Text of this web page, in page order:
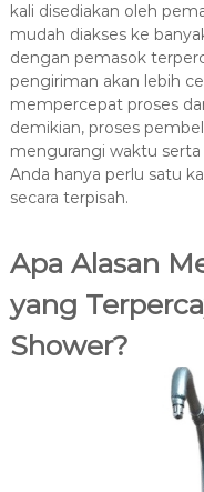
kali disediakan oleh
mudah diakses ke
dengan pemasok
pengiriman akan lebih
mempercepat proses
demikian, proses
mengurangi waktu
Anda hanya perlu satu
secara terpisah.
Apa Alasan
yang
Shower?